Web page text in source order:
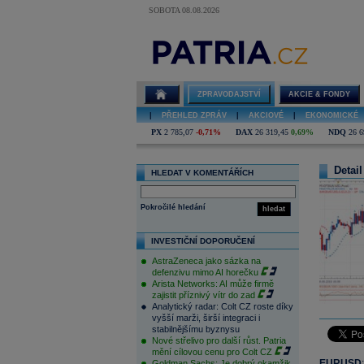
SOBOTA 08.08.2026
ZPRAVODAJSTVÍ AKCIE & FONDY
PŘEHLED ZPRÁV AKCIOVÉ EKONOMICKÉ
PX 2 785,07 -0,71% DAX 26 319,45 0,69% NDQ 26
HLEDAT V KOMENTÁŘÍCH
hledat
Pokročilé hledání
INVESTIČNÍ DOPORUČENÍ
AstraZeneca jako sázka na
defenzivu mimo AI horečku
Arista Networks: AI může firmě
zajistit příznivý vítr do zad
Analytický radar: Colt CZ roste díky
vyšší marži, širší integraci i
stabilnějšímu byznysu
Nové střelivo pro další růst. Patria
mění cílovou cenu pro Colt CZ